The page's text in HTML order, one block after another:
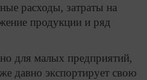
расходы, затраты на
продукции и ряд
для малых предприятий,
давно экспортирует свою